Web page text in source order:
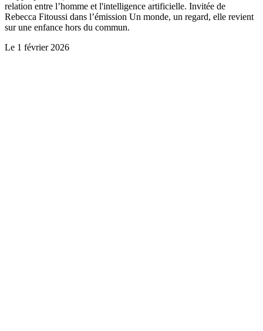
relation entre l’homme et l'intelligence artificielle. Invitée de
Rebecca Fitoussi dans l’émission Un monde, un regard, elle revient
sur une enfance hors du commun.
Le 1 février 2026